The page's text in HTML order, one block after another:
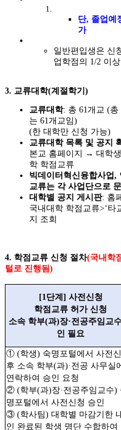
단, 졸업예
가
일반편입생은 신
업학점의 1/2 이
3. 교류대학(계절학기)
교류대학: 총 61개교 (
는 61개교임)
(한 대학만 신청 가능)
교류대학 목록 및 공지
본교 홈페이지 → 대학
학 학점교류
빅데이터혁신융합사업,
교류는 각 사업단으로
대학별 공지 게시판: 홈
국내대학 학점교류>‘타
지 조회
4. 학점교류 신청 절차(국내 학
털로 진행됨)
[1단계 ] 사전신청
학점교류 허가 신청
소속 학부(과)장·전공주임교
인 필요
① (학생) 숙명포털에서 사전
후 소속 학부(과)· 전공 사무실에
연락하여 승인 요청
② (학부(과)장· 전공주임교수)
명포털에서 사전신청 승인
③ (학사팀) 대학별 마감기한
인 완료된 학생 명단 수합하여